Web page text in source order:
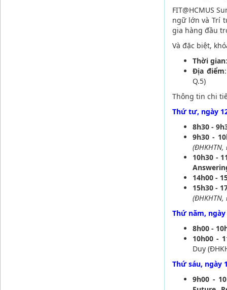
FIT@HCMUS
ngữ lớn và Trí
gia hàng đầu
Và đặc biệt,
Thời gian
Địa điểm
Q.5)
Thông tin chi
Thứ tư, ngày
8h30 -
9h30 -
(ĐHKHTN,
10h30 -
14h00 -
15h30 -
(ĐHKHTN,
Thứ năm,
8h00 -
10h00 -
Duy
Thứ sáu, ngày
9h00 -